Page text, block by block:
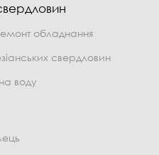
обладнання
свердловин
воду